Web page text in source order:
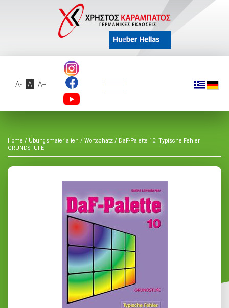
A- A A+
Home / Übungsmaterialien / Wortschatz / DaF-Palette 10: Typische Fehler
GRUNDSTUFE